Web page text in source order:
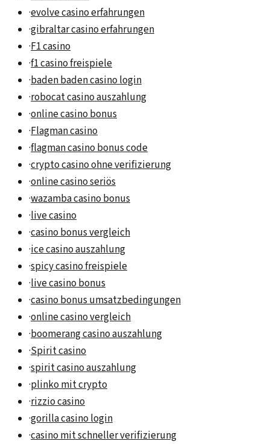
·evolve casino erfahrungen
·gibraltar casino erfahrungen
·F1 casino
·f1 casino freispiele
·baden baden casino login
·robocat casino auszahlung
·online casino bonus
·Flagman casino
·flagman casino bonus code
·crypto casino ohne verifizierung
·online casino seriös
·wazamba casino bonus
·live casino
·casino bonus vergleich
·ice casino auszahlung
·spicy casino freispiele
·live casino bonus
·casino bonus umsatzbedingungen
·online casino vergleich
·boomerang casino auszahlung
·Spirit casino
·spirit casino auszahlung
·plinko mit crypto
·rizzio casino
·gorilla casino login
·casino mit schneller verifizierung